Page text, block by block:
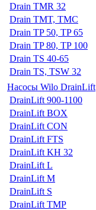
Drain TMR 32
Drain TMT, TMC
Drain TP 50, TP 65
Drain TP 80, TP 100
Drain TS 40-65
Drain TS, TSW 32
Насосы Wilo DrainLift
DrainLift 900-1100
DrainLift BOX
DrainLift CON
DrainLift FTS
DrainLift KH 32
DrainLift L
DrainLift M
DrainLift S
DrainLift TMP